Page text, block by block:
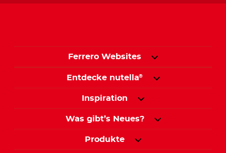
Ferrero Websites
Entdecke nutella®
Inspiration
Was gibt’s Neues?
Produkte